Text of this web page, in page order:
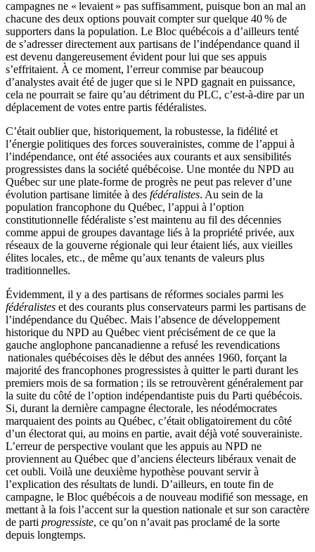
campagnes ne « levaient » pas suffisamment, puisque bon an mal an
chacune des deux options pouvait compter sur quelque 40 % de
supporters dans la population. Le Bloc québécois a d’ailleurs tenté
de s’adresser directement aux partisans de l’indépendance quand il
est devenu dangereusement évident pour lui que ses appuis
s’effritaient. À ce moment, l’erreur commise par beaucoup
d’analystes avait été de juger que si le NPD gagnait en puissance,
cela ne pourrait se faire qu’au détriment du PLC, c’est-à-dire par un
déplacement de votes entre partis fédéralistes.
C’était oublier que, historiquement, la robustesse, la fidélité et
l’énergie politiques des forces souverainistes, comme de l’appui à
l’indépendance, ont été associées aux courants et aux sensibilités
progressistes dans la société québécoise. Une montée du NPD au
Québec sur une plate-forme de progrès ne peut pas relever d’une
évolution partisane limitée à des fédéralistes. Au sein de la
population francophone du Québec, l’appui à l’option
constitutionnelle fédéraliste s’est maintenu au fil des décennies
comme appui de groupes davantage liés à la propriété privée, aux
réseaux de la gouverne régionale qui leur étaient liés, aux vieilles
élites locales, etc., de même qu’aux tenants de valeurs plus
traditionnelles.
Évidemment, il y a des partisans de réformes sociales parmi les
fédéralistes et des courants plus conservateurs parmi les partisans de
l’indépendance du Québec. Mais l’absence de développement
historique du NPD au Québec vient précisément de ce que la
gauche anglophone pancanadienne a refusé les revendications
nationales québécoises dès le début des années 1960, forçant la
majorité des francophones progressistes à quitter le parti durant les
premiers mois de sa formation ; ils se retrouvèrent généralement par
la suite du côté de l’option indépendantiste puis du Parti québécois.
Si, durant la dernière campagne électorale, les néodémocrates
marquaient des points au Québec, c’était obligatoirement du côté
d’un électorat qui, au moins en partie, avait déjà voté souverainiste.
L’erreur de perspective voulant que les appuis au NPD ne
proviennent au Québec que d’anciens électeurs libéraux venait de
cet oubli. Voilà une deuxième hypothèse pouvant servir à
l’explication des résultats de lundi. D’ailleurs, en toute fin de
campagne, le Bloc québécois a de nouveau modifié son message, en
mettant à la fois l’accent sur la question nationale et sur son caractère
de parti progressiste, ce qu’on n’avait pas proclamé de la sorte
depuis longtemps.